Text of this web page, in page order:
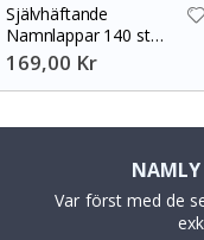
Självhäftande
Namnlappar 140 st
30x13 mm
169,00 Kr
NAMLY
Var först med de